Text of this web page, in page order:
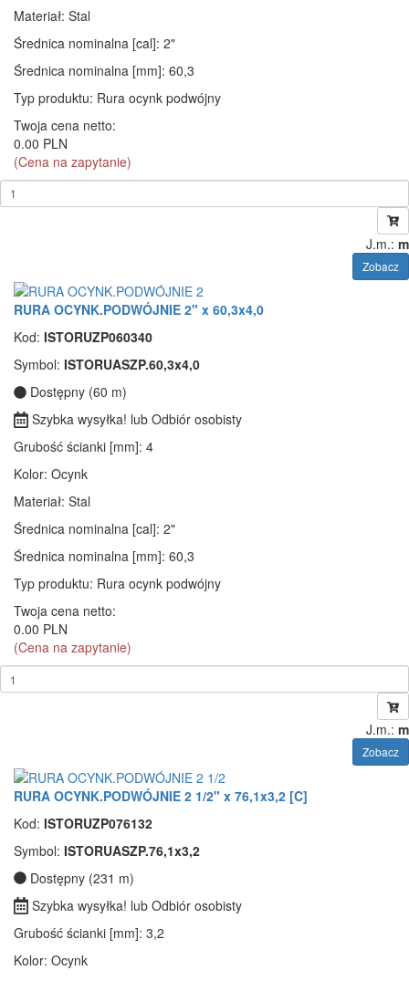
Materiał: Stal
Średnica nominalna [cal]: 2"
Średnica nominalna [mm]: 60,3
Typ produktu: Rura ocynk podwójny
Twoja cena netto:
0.00 PLN
(Cena na zapytanie)
J.m.: m
Zobacz
RURA OCYNK.PODWÓJNIE 2" x 60,3x4,0
Kod: ISTORUZP060340
Symbol: ISTORUASZP.60,3x4,0
Dostępny (60 m)
Szybka wysyłka! lub Odbiór osobisty
Grubość ścianki [mm]: 4
Kolor: Ocynk
Materiał: Stal
Średnica nominalna [cal]: 2"
Średnica nominalna [mm]: 60,3
Typ produktu: Rura ocynk podwójny
Twoja cena netto:
0.00 PLN
(Cena na zapytanie)
J.m.: m
Zobacz
RURA OCYNK.PODWÓJNIE 2 1/2" x 76,1x3,2 [C]
Kod: ISTORUZP076132
Symbol: ISTORUASZP.76,1x3,2
Dostępny (231 m)
Szybka wysyłka! lub Odbiór osobisty
Grubość ścianki [mm]: 3,2
Kolor: Ocynk